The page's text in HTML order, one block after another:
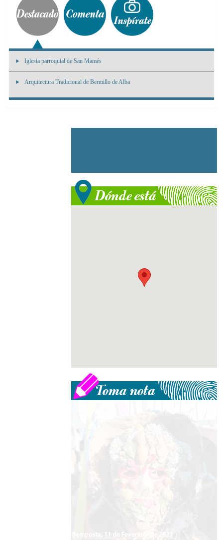
Iglesia parroquial de San Mamés
Arquitectura Tradicional de Bermillo de Alba